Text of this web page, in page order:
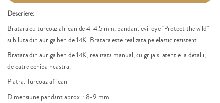
Descriere:
Bratara cu turcoaz african de 4-4.5 mm, pandant evil eye "Protect the wild"
si biluta din aur galben de 14K. Bratara este realizata pe elastic rezistent.
Bratara din aur galben de 14K, realizata manual, cu grija si atentie la detalii,
de catre echipa noastra.
Piatra: Turcoaz african
Dimensiune pandant aprox. : 8-9 mm